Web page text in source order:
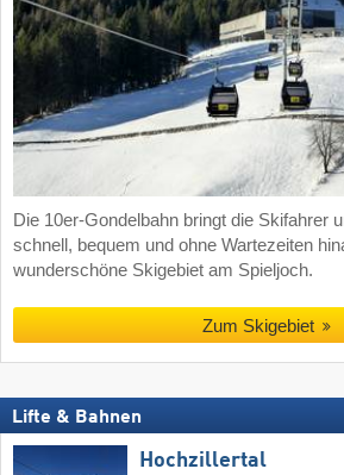
Die 10er-Gondelbahn bringt die Skifahrer
schnell, bequem und ohne Wartezeiten
wunderschöne Skigebiet am Spieljoch.
Zum Skigebiet
Lifte & Bahnen
Hochzillertal